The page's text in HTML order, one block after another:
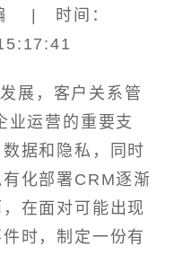
| 时间：
展，客户关系管
业运营的重要支
据和隐私，同时
化部署CRM逐渐
在面对可能出现
时，制定一份有